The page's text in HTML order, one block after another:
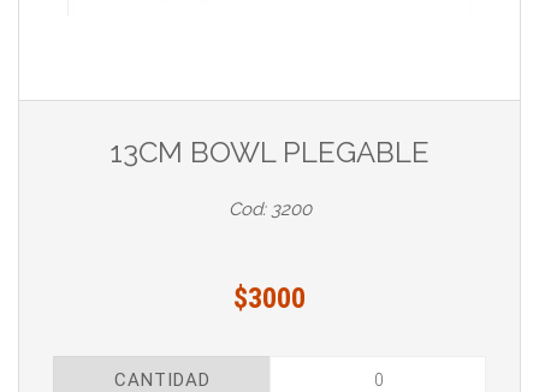
13CM BOWL PLEGABLE
Cod: 3200
$3000
CANTIDAD